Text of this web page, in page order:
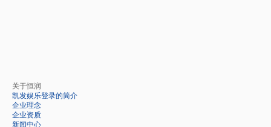
关于恒润
凯发娱乐登录的简介
企业理念
企业资质
新闻中心